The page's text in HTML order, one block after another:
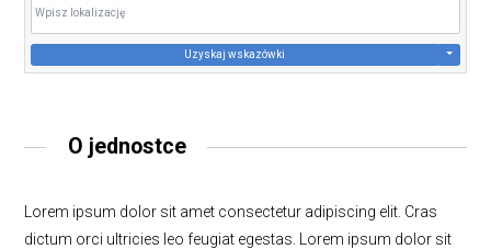
Uzyskaj wskazówki
O jednostce
Lorem ipsum dolor sit amet consectetur adipiscing elit. Cras
dictum orci ultricies leo feugiat egestas. Lorem ipsum dolor sit